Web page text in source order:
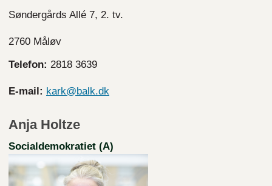
Søndergårds Allé 7, 2. tv.
2760 Måløv
Telefon: 2818 3639
E-mail: kark@balk.dk
Anja Holtze
Socialdemokratiet (A)